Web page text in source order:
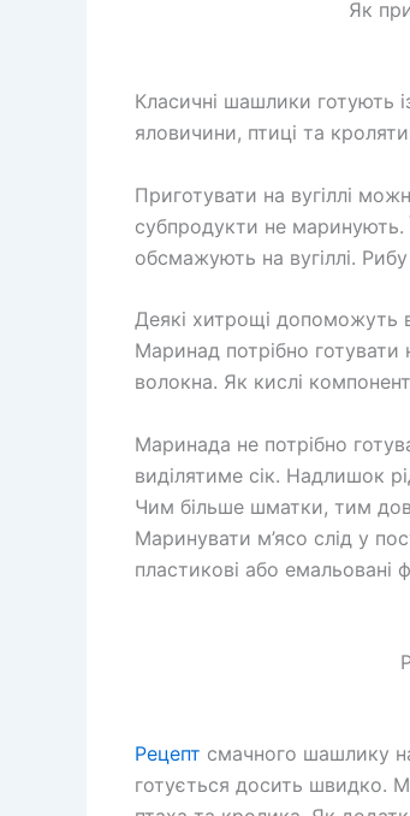
Як
Класичні шашлики готують
яловичини, птиці та
Приготувати на вугіллі
субпродукти не маринують.
обсмажують на вугіллі.
Деякі хитрощі допоможуть
Маринад потрібно готувати
волокна. Як кислі
Маринада не потрібно
виділятиме сік. Надлишок
Чим більше шматки, тим
Маринувати м’ясо слід у
пластикові або емальовані
Рецепт смачного шашлику
готується досить швидко.